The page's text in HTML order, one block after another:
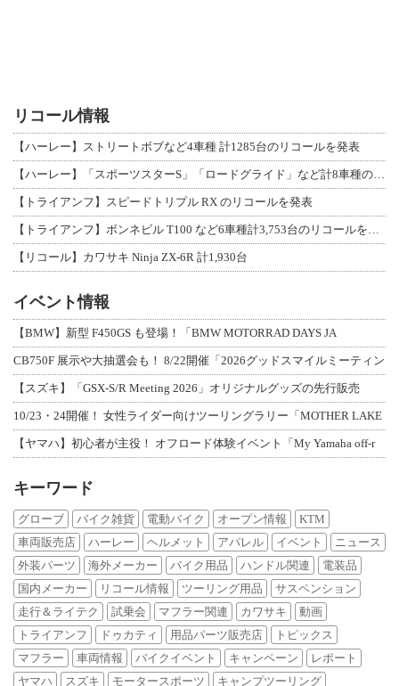
リコール情報
【ハーレー】ストリートボブなど4車種 計1285台のリコールを発表
【トライアンフ】スピードトリプル RX のリコールを発表
【リコール】カワサキ Ninja ZX-6R 計1,930台
イベント情報
【BMW】新型 F450GS も登場！「BMW MOTORRAD DAYS JA
CB750F 展示や大抽選会も！ 8/22開催「2026グッドスマイルミーティン
【スズキ】「GSX-S/R Meeting 2026」オリジナルグッズの先行販売
10/23・24開催！ 女性ライダー向けツーリングラリー「MOTHER LAKE
【ヤマハ】初心者が主役！ オフロード体験イベント「My Yamaha off-r
キーワード
グローブ バイク雑貨 電動バイク オープン情報
KTM
車両販売店
ハーレー ヘルメット アパレル イベント
ニュース
外装パーツ
海外メーカー バイク用品 ハンドル関連
電装品
国内メーカー
リコール情報 ツーリング用品
サスペンション
走行＆ライテク
試乗会 マフラー関連 カワサキ
動画
トライアンフ
ドゥカティ 用品パーツ販売店
トピックス
マフラー
車両情報 バイクイベント キャンペーン
レポート
ヤマハ
スズキ モータースポーツ キャンプツーリング